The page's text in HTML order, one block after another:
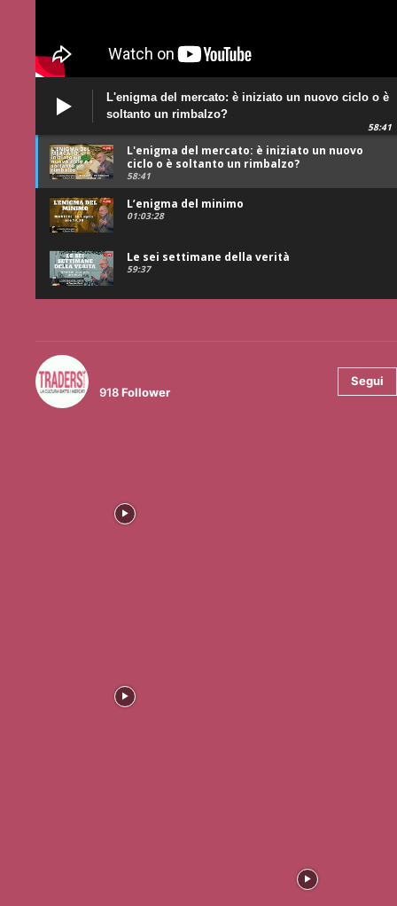
L'enigma del mercato: è iniziato un nuovo ciclo o è
soltanto un rimbalzo?
58:41
L'enigma del mercato: è iniziato un nuovo
ciclo o è soltanto un rimbalzo?
58:41
L’enigma del minimo
01:03:28
Le sei settimane della verità
59:37
918Follower
Segui